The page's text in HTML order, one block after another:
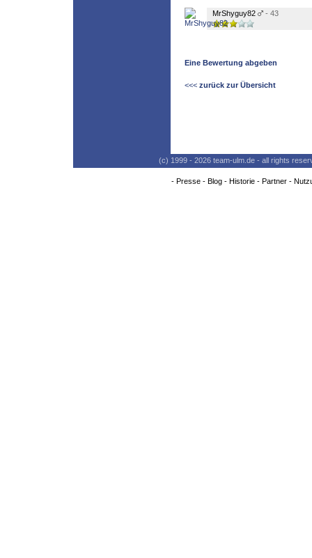
MrShyguy82 - 43
Eine Bewertung abgeben
<<< zurück zur Übersicht
(c) 1999 - 2026 team-ulm.de - all rights
- Presse- Blog- Historie- Partner-